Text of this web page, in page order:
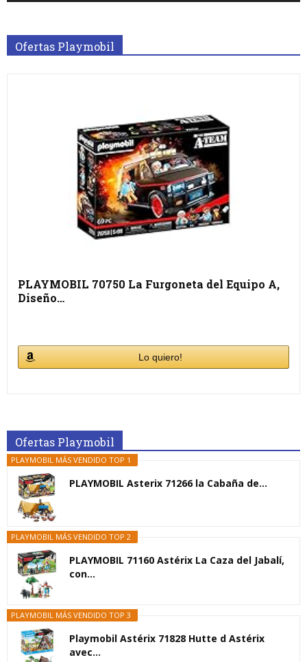
Ofertas Playmobil
PLAYMOBIL 70750 La Furgoneta del Equipo A,
Diseño…
Lo quiero!
Ofertas Playmobil
PLAYMOBIL MÁS VENDIDO TOP 1
PLAYMOBIL Asterix 71266 la Cabaña de...
PLAYMOBIL MÁS VENDIDO TOP 2
PLAYMOBIL 71160 Astérix La Caza del Jabalí,
con...
PLAYMOBIL MÁS VENDIDO TOP 3
Playmobil Astérix 71828 Hutte d Astérix
avec...